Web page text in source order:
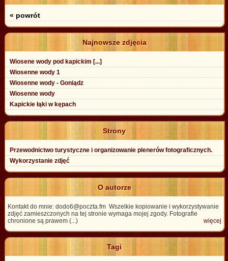
« powrót
Najnowsze zdjęcia
Wiosene wody pod kapickim [...]
Wiosenne wody 1
Wiosenne wody - Goniądz
Wiosenne wody
Kapickie łąki w kępach
Strony
Przewodnictwo turystyczne i organizowanie plenerów fotograficznych.
Wykorzystanie zdjęć
O autorze
Kontakt do mnie: dodo6@poczta.fm Wszelkie kopiowanie i wykorzystywanie
zdjęć zamieszczonych na tej stronie wymaga mojej zgody. Fotografie
chronione są prawem (...)
więcej
Tagi